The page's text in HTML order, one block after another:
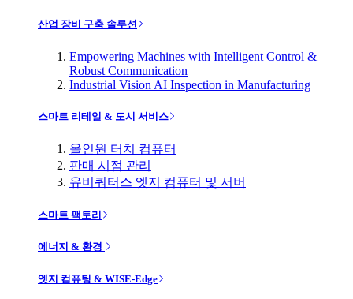
산업 장비 구축 솔루션
Empowering Machines with Intelligent Control &
Robust Communication
Industrial Vision AI Inspection in Manufacturing
스마트 리테일 & 도시 서비스
올인원 터치 컴퓨터
판매 시점 관리
유비쿼터스 엣지 컴퓨터 및 서버
스마트 팩토리
에너지 & 환경
엣지 컴퓨팅 & WISE-Edge